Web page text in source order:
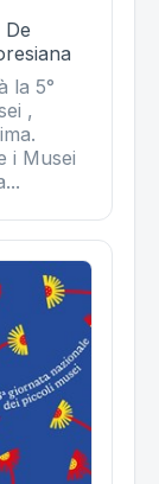
la 5°
,
i Musei